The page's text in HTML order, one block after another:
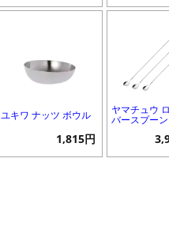
ユキワ ナッツ ボウル
1,815円
ヤマチュウ
バースプーン